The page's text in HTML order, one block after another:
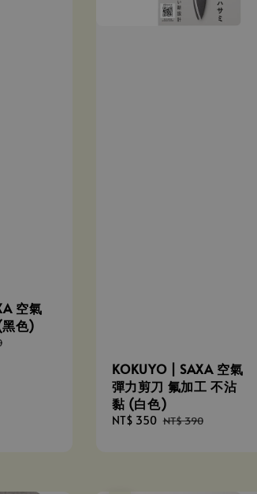
空氣
色)
KOKUYO | SAXA 空氣
彈力剪刀 氟加工 不沾
黏 (白色)
Sale
NT$ 350 Regular
NT$ 390